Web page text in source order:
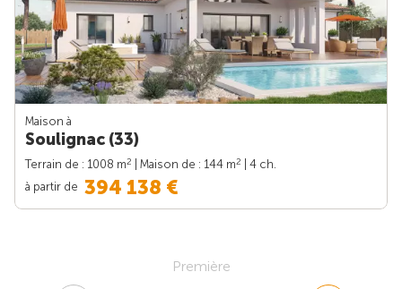
Maison à
Soulignac (33)
Terrain de : 1008 m2 | Maison de : 144 m2
| 4 ch.
à partir de 394 138 €
Première